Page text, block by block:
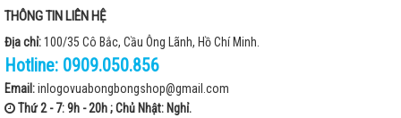
THÔNG TIN LIÊN HỆ
Địa chỉ:100/35 Cô Bắc, Cầu Ông Lãnh, Hồ Chí Minh.
Hotline: 0909.050.856
Email:inlogovuabongbongshop@gmail.com
Thứ 2 - 7: 9h - 20h ; Chủ Nhật: Nghỉ.